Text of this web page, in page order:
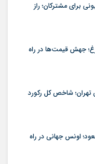
برای مشترکان؛ راز
جهش قیمت‌ها در راه
شاخص کل رکورد
اونس جهانی در راه